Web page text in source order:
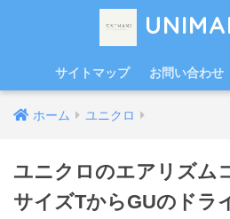
サイトマップ お問い合わせ
ホーム ユニクロ
ユニクロのエアリズム
サイズTからGUのドラ